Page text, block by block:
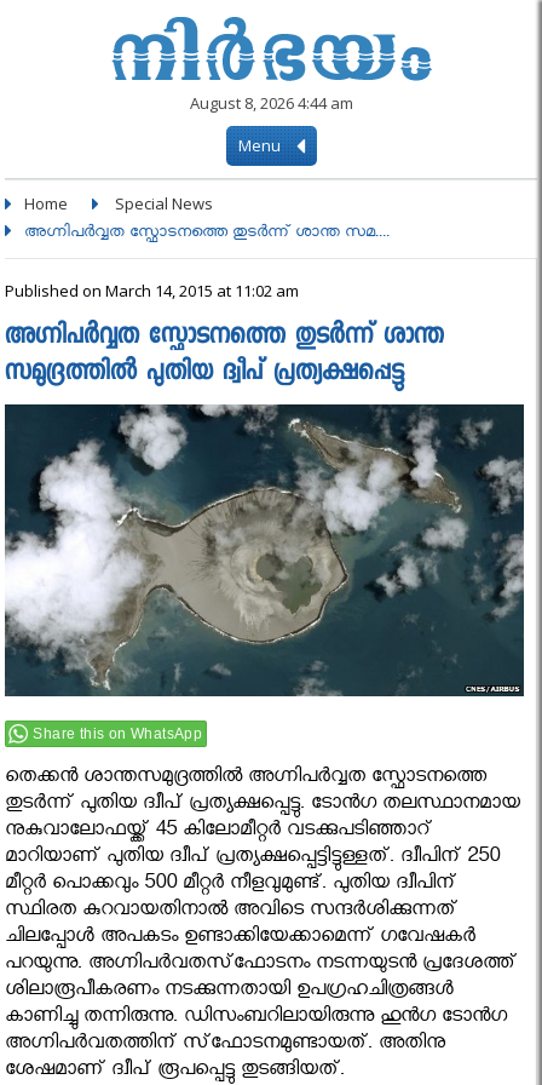
August 8, 2026 4:44 am
Menu
Home Special News
അഗ്നിപർവ്വത സ്ഫോടനത്തെ തുടർന്ന് ശാന്ത സമ....
Published on March 14, 2015 at 11:02 am
അഗ്നിപർവ്വത സ്ഫോടനത്തെ തുടർന്ന് ശാന്ത
സമുദ്രത്തിൽ പുതിയ ദ്വീപ്‌ പ്രത്യക്ഷപ്പെട്ടു
Share this on WhatsApp
തെക്കന്‍ ശാന്തസമുദ്രത്തില്‍ അഗ്നിപർവ്വത സ്ഫോടനത്തെ
തുടർന്ന് പുതിയ ദ്വീപ്‌ പ്രത്യക്ഷപ്പെട്ടു. ടോന്‍ഗ തലസ്ഥാനമായ
നുകുവാലോഫയ്ക്ക് 45 കിലോമീറ്റര്‍ വടക്കുപടിഞ്ഞാറ്
മാറിയാണ് പുതിയ ദ്വീപ് പ്രത്യക്ഷപ്പെട്ടിട്ടുള്ളത്. ദ്വീപിന് 250
മീറ്റര്‍ പൊക്കവും 500 മീറ്റര്‍ നീളവുമുണ്ട്. പുതിയ ദ്വീപിന്
സ്ഥിരത കുറവായതിനാൽ അവിടെ സന്ദർശിക്കുന്നത്
ചിലപ്പോൾ അപകടം ഉണ്ടാക്കിയേക്കാമെന്ന് ഗവേഷകർ
പറയുന്നു. അഗ്നിപര്‍വതസ്‌ഫോടനം നടന്നയുടന്‍ പ്രദേശത്ത്
ശിലാരൂപീകരണം നടക്കുന്നതായി ഉപഗ്രഹചിത്രങ്ങള്‍
കാണിച്ചു തന്നിരുന്നു. ഡിസംബറിലായിരുന്നു ഹുന്‍ഗ ടോന്‍ഗ
അഗ്നിപര്‍വതത്തിന് സ്‌ഫോടനമുണ്ടായത്. അതിനു
ശേഷമാണ് ദ്വീപ്‌ രൂപപ്പെട്ടു തുടങ്ങിയത്.